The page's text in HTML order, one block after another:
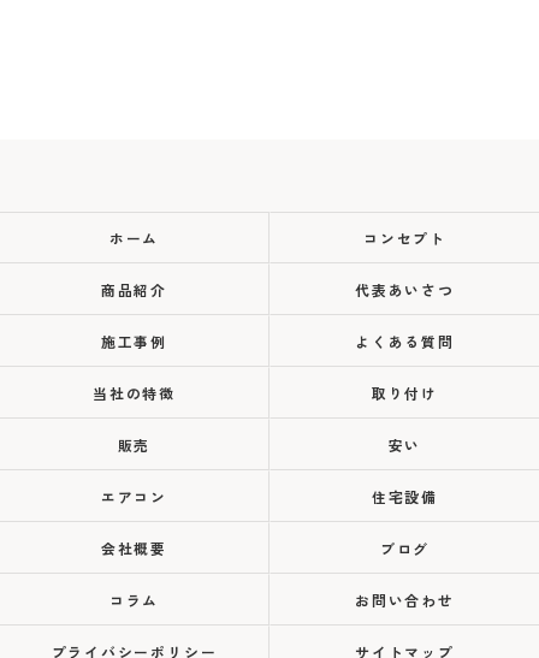
ホーム コンセプト
商品紹介 代表あいさつ
施工事例 よくある質問
当社の特徴 取り付け
販売 安い
エアコン 住宅設備
会社概要 ブログ
コラム お問い合わせ
プライバシーポリシー サイトマップ